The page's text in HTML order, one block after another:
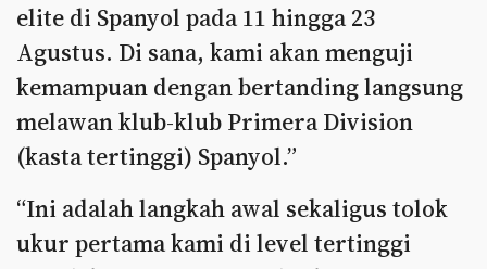
elite di Spanyol pada 11 hingga 23
Agustus. Di sana, kami akan menguji
kemampuan dengan bertanding langsung
melawan klub-klub Primera Division
(kasta tertinggi) Spanyol.”
“Ini adalah langkah awal sekaligus tolok
ukur pertama kami di level tertinggi